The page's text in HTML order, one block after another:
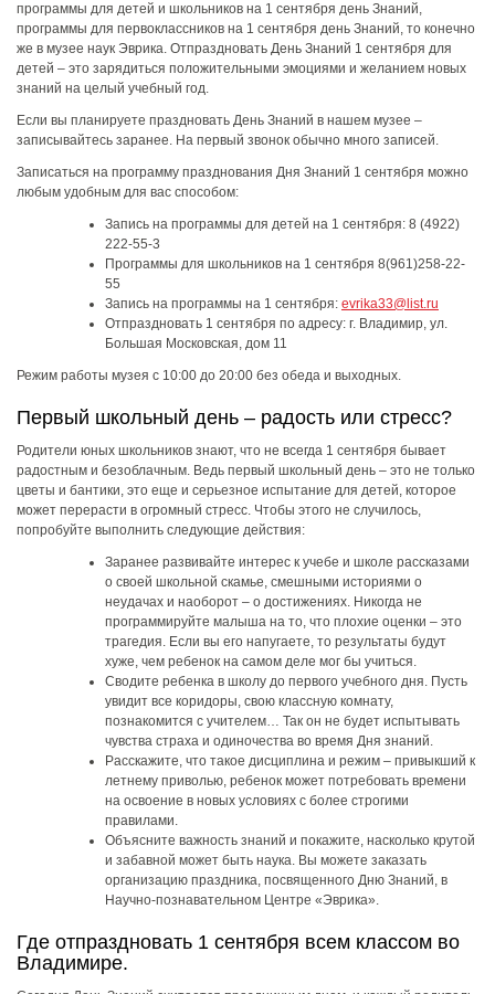
программы для детей и школьников на 1 сентября день Знаний,
программы для первоклассников на 1 сентября день Знаний, то конечно
же в музее наук Эврика. Отпраздновать День Знаний 1 сентября для
детей – это зарядиться положительными эмоциями и желанием новых
знаний на целый учебный год.
Если вы планируете праздновать День Знаний в нашем музее –
записывайтесь заранее. На первый звонок обычно много записей.
Записаться на программу празднования Дня Знаний 1 сентября можно
любым удобным для вас способом:
Запись на программы для детей на 1 сентября: 8 (4922)
222-55-3
Программы для школьников на 1 сентября 8(961)258-22-
55
Запись на программы на 1 сентября: evrika33@list.ru
Отпраздновать 1 сентября по адресу: г. Владимир, ул.
Большая Московская, дом 11
Режим работы музея с 10:00 до 20:00 без обеда и выходных.
Первый школьный день – радость или стресс?
Родители юных школьников знают, что не всегда 1 сентября бывает
радостным и безоблачным. Ведь первый школьный день – это не только
цветы и бантики, это еще и серьезное испытание для детей, которое
может перерасти в огромный стресс. Чтобы этого не случилось,
попробуйте выполнить следующие действия:
Заранее развивайте интерес к учебе и школе рассказами
о своей школьной скамье, смешными историями о
неудачах и наоборот – о достижениях. Никогда не
программируйте малыша на то, что плохие оценки – это
трагедия. Если вы его напугаете, то результаты будут
хуже, чем ребенок на самом деле мог бы учиться.
Сводите ребенка в школу до первого учебного дня. Пусть
увидит все коридоры, свою классную комнату,
познакомится с учителем… Так он не будет испытывать
чувства страха и одиночества во время Дня знаний.
Расскажите, что такое дисциплина и режим – привыкший к
летнему приволью, ребенок может потребовать времени
на освоение в новых условиях с более строгими
правилами.
Объясните важность знаний и покажите, насколько крутой
и забавной может быть наука. Вы можете заказать
организацию праздника, посвященного Дню Знаний, в
Научно-познавательном Центре «Эврика».
Где отпраздновать 1 сентября всем классом во
Владимире.